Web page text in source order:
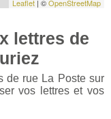
Leaflet | ©OpenStreetMap
lettres de
de rue La Poste sur
vos lettres et vos